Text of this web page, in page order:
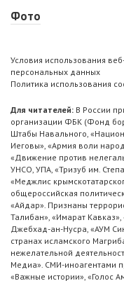
Фото
Условия использования
персональных данных
Политика использования
Для читателей: В России
организации ФБК (Фонд
Штабы Навального,
Иеговы», «Армия воли
«Движение против
УНСО, УПА, «Тризуб им.
«Меджлис
общероссийская
«Айдар». Признаны
Талибан», «Имарат
Джебхад-ан-Нусра, «АУМ
странах исламского
нежелательной
Медиа». СМИ-иноагентами
«Важные истории», «Голос